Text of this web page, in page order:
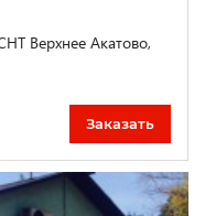
Верхнее Акатово,
Заказать